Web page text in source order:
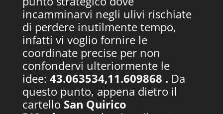
incamminarvi negli ulivi rischiate
di perdere inutilmente tempo,
infatti vi voglio fornire le
coordinate precise per non
confondervi ulteriormente le
idee: 43.063534,11.609868 . Da
questo punto, appena dietro il
cartello San Quirico